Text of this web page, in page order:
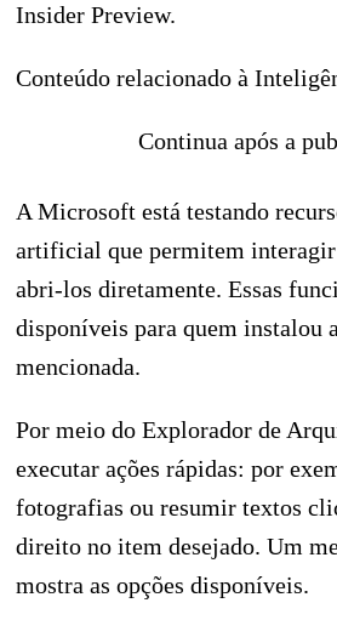
Insider Preview.
Conteúdo relacionado à
Continua após a
A Microsoft está testando
artificial que permitem interagir
abri-los diretamente. Essas
disponíveis para quem instalou
mencionada.
Por meio do Explorador de
executar ações rápidas: por
fotografias ou resumir textos
direito no item desejado. Um
mostra as opções disponíveis.